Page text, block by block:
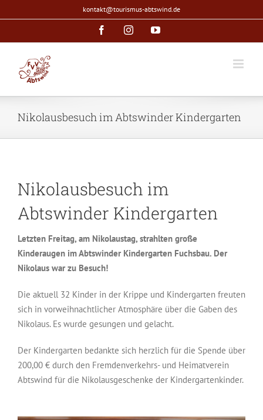
Inhalt
kontakt@tourismus-abtswind.de
FacebookInstagramYouTube
Nikolausbesuch im Abtswinder Kindergarten
Nikolausbesuch im
Abtswinder Kindergarten
Letzten Freitag, am Nikolaustag, strahlten große
Kinderaugen im Abtswinder Kindergarten Fuchsbau. Der
Nikolaus war zu Besuch!
Die aktuell 32 Kinder in der Krippe und Kindergarten freuten
sich in vorweihnachtlicher Atmosphäre über die Gaben des
Nikolaus. Es wurde gesungen und gelacht.
Der Kindergarten bedankte sich herzlich für die Spende über
200,00 € durch den Fremdenverkehrs- und Heimatverein
Abtswind für die Nikolausgeschenke der Kindergartenkinder.